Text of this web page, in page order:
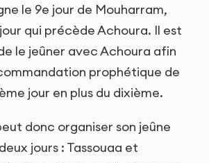
le 9e jour de Mouharram,
qui précède Achoura. Il est
le jeûner avec Achoura afin
prophétique de
jour en plus du dixième.
donc organiser son jeûne
jours : Tassouaa et